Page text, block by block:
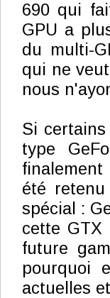
690 qui
GPU a
du multi-
qui ne
nous
Si
type
été
spécial :
cette
future
pourquoi
actuelles